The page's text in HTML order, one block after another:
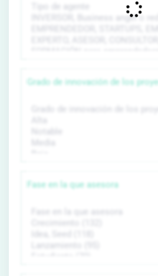
Grado de innovación de los
Fase en la que asesora